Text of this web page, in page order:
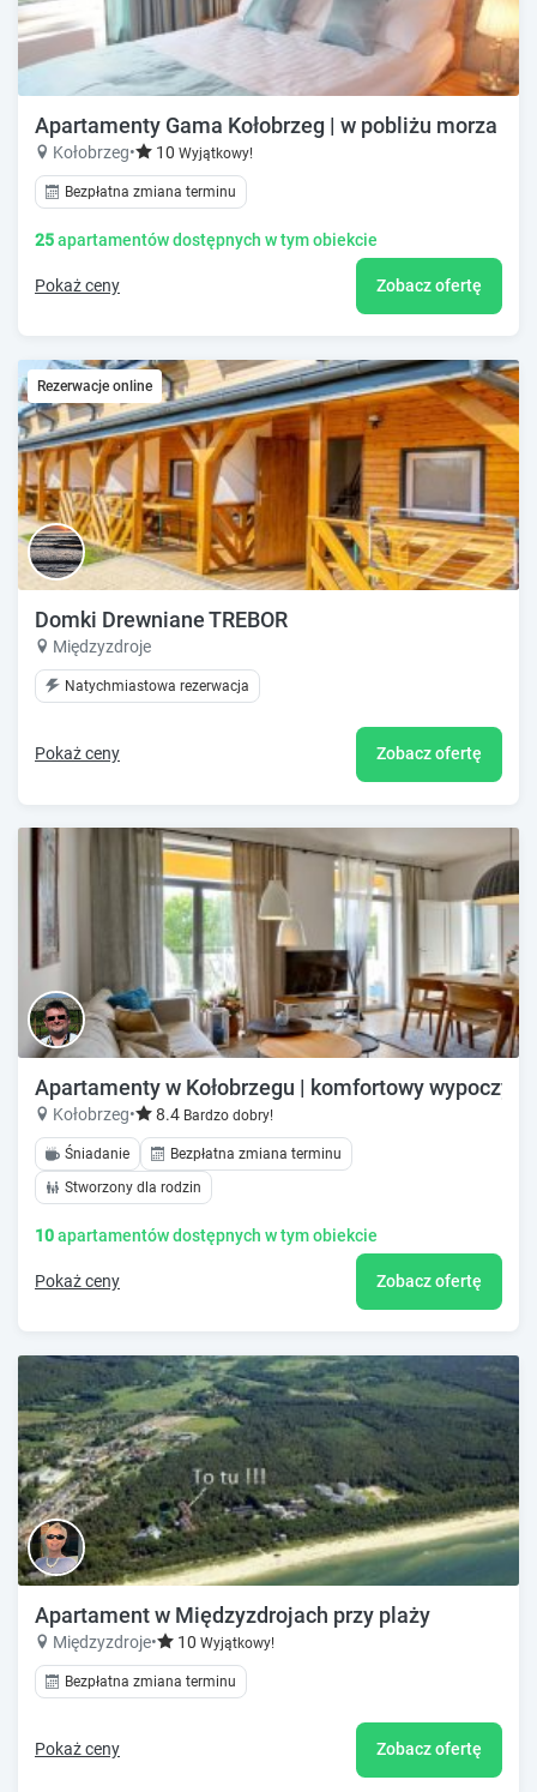
Apartamenty Gama Kołobrzeg | w pobliżu morza
Kołobrzeg• 10 Wyjątkowy!
Bezpłatna zmiana terminu
25apartamentów dostępnych w tym obiekcie
Pokaż ceny Zobacz ofertę
Rezerwacje online
Domki Drewniane TREBOR
Międzyzdroje
Natychmiastowa rezerwacja
Pokaż ceny Zobacz ofertę
Apartamenty w Kołobrzegu | komfortowy
Kołobrzeg• 8.4 Bardzo dobry!
Śniadanie
Bezpłatna zmiana terminu
Stworzony dla rodzin
10apartamentów dostępnych w tym obiekcie
Pokaż ceny Zobacz ofertę
Apartament w Międzyzdrojach przy plaży
Międzyzdroje• 10 Wyjątkowy!
Bezpłatna zmiana terminu
Pokaż ceny Zobacz ofertę